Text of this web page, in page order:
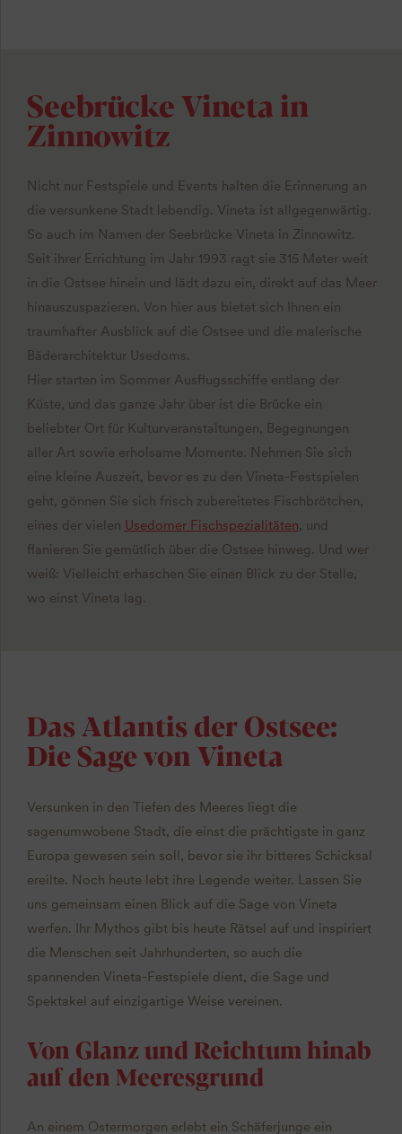
Seebrücke Vineta in
Zinnowitz
Nicht nur Festspiele und Events halten die Erinnerung an
die versunkene Stadt lebendig. Vineta ist allgegenwärtig.
So auch im Namen der Seebrücke Vineta in Zinnowitz.
Seit ihrer Errichtung im Jahr 1993 ragt sie 315 Meter weit
in die Ostsee hinein und lädt dazu ein, direkt auf das Meer
hinauszuspazieren. Von hier aus bietet sich Ihnen ein
traumhafter Ausblick auf die Ostsee und die malerische
Bäderarchitektur Usedoms.
Hier starten im Sommer Ausflugsschiffe entlang der
Küste, und das ganze Jahr über ist die Brücke ein
beliebter Ort für Kulturveranstaltungen, Begegnungen
aller Art sowie erholsame Momente. Nehmen Sie sich
eine kleine Auszeit, bevor es zu den Vineta-Festspielen
geht, gönnen Sie sich frisch zubereitetes Fischbrötchen,
eines der vielen Usedomer Fischspezialitäten, und
flanieren Sie gemütlich über die Ostsee hinweg. Und wer
weiß: Vielleicht erhaschen Sie einen Blick zu der Stelle,
wo einst Vineta lag.
Das Atlantis der Ostsee:
Die Sage von Vineta
Versunken in den Tiefen des Meeres liegt die
sagenumwobene Stadt, die einst die prächtigste in ganz
Europa gewesen sein soll, bevor sie ihr bitteres Schicksal
ereilte. Noch heute lebt ihre Legende weiter. Lassen Sie
uns gemeinsam einen Blick auf die Sage von Vineta
werfen. Ihr Mythos gibt bis heute Rätsel auf und inspiriert
die Menschen seit Jahrhunderten, so auch die
spannenden Vineta-Festspiele dient, die Sage und
Spektakel auf einzigartige Weise vereinen.
Von Glanz und Reichtum hinab
auf den Meeresgrund
An einem Ostermorgen erlebt ein Schäferjunge ein